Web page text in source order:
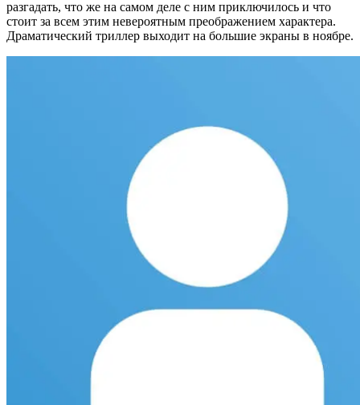
разгадать, что же на самом деле с ним приключилось и что
стоит за всем этим невероятным преображением характера.
Драматический триллер выходит на большие экраны в ноябре.